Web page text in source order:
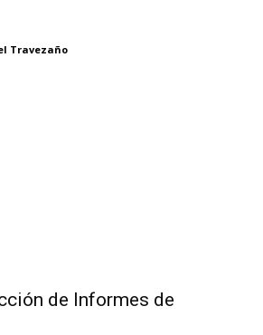
Travezaño
de Informes de